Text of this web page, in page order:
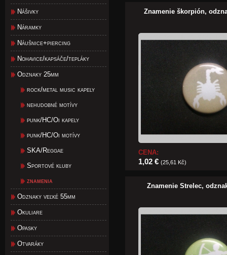
Nášivky
Náramky
Náušnice+piercing
Nohavice/kapsáče/tepláky
Odznaky 25mm
rock/metal music kapely
nehudobné motívy
punk/HC/Oi kapely
punk/HC/Oi motívy
SKA/Reggae
Sportové kluby
znamenia
Odznaky veľké 55mm
Okuliare
Opasky
Otvaráky
Znamenie škorpión,
CENA:
1,02 € (25,61 Kč)
Znamenie Strelec,